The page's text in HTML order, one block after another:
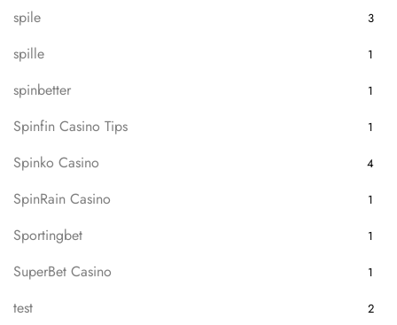
spile 3
spille 1
spinbetter 1
Spinfin Casino Tips 1
Spinko Casino 4
SpinRain Casino 1
Sportingbet 1
SuperBet Casino 1
test 2